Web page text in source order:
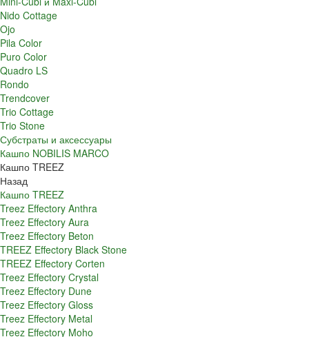
Nido Cottage
Ojo
Pila Color
Puro Color
Quadro LS
Rondo
Trendcover
Trio Cottage
Trio Stone
Субстраты и аксессуары
Кашпо NOBILIS MARCO
Кашпо TREEZ
Назад
Кашпо TREEZ
Treez Effectory Anthra
Treez Effectory Aura
Treez Effectory Beton
TREEZ Effectory Black Stone
TREEZ Effectory Corten
Treez Effectory Crystal
Treez Effectory Dune
Treez Effectory Gloss
Treez Effectory Metal
Treez Effectory Moho